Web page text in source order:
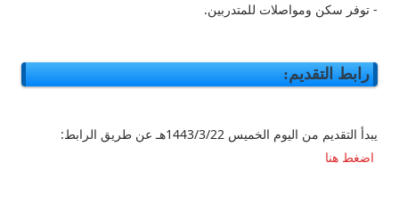
- توفر سكن ومواصلات للمتدربين.
رابط التقديم:
يبدأ التقديم من اليوم الخميس 1443/3/22هـ عن طريق الرابط:
اضغط هنا